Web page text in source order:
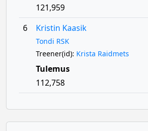
121,959
6
Kristin Kaasik
Tondi RSK
Treener(id): Krista Raidmets
Tulemus
112,758